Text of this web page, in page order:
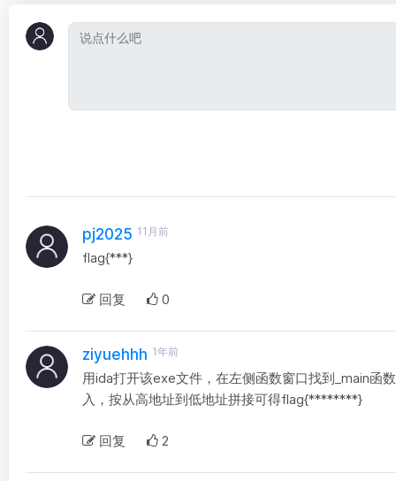
pj2025 11月前
flag{***}
回复 0
ziyuehhh 1年前
用ida打开该exe文件，在左侧函数窗口找到_main函
入，按从高地址到低地址拼接可得flag{********}
回复 2